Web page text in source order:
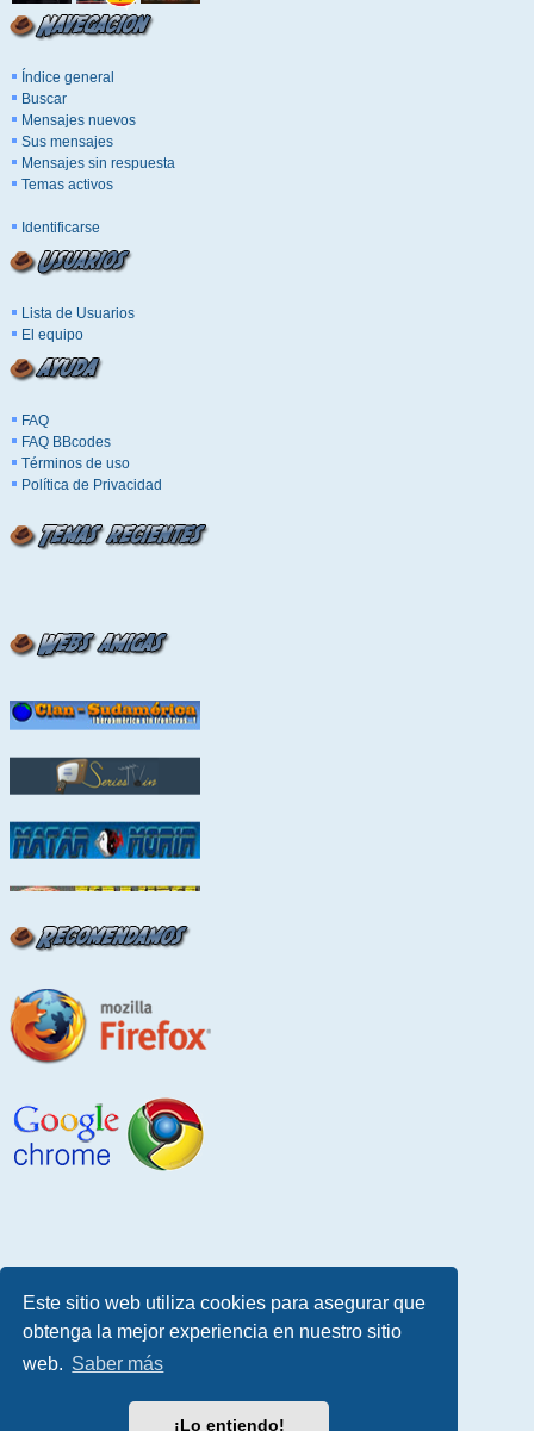
Este sitio web utiliza cookies para asegurar que
obtenga la mejor experiencia en nuestro sitio
web. Saber más
¡Lo entiendo!
Índice general
Buscar
Mensajes nuevos
Sus mensajes
Mensajes sin respuesta
Temas activos
Identificarse
Lista de Usuarios
El equipo
FAQ
FAQ BBcodes
Términos de uso
Política de Privacidad